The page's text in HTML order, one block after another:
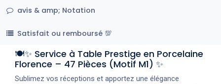
avis & amp; Notation
Satisfait ou remboursé 💯
🍽️✨ Service à Table Prestige en Porcelaine
Florence – 47 Pièces (Motif M1) ✨
Sublimez vos réceptions et apportez une élégance